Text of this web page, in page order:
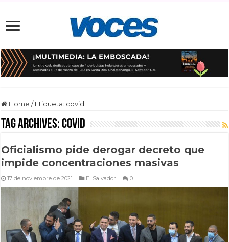
Home / Etiqueta: covid
Tag Archives:covid
Oficialismo pide derogar decreto que
impide concentraciones masivas
17 de noviembre de 2021 El Salvador 0